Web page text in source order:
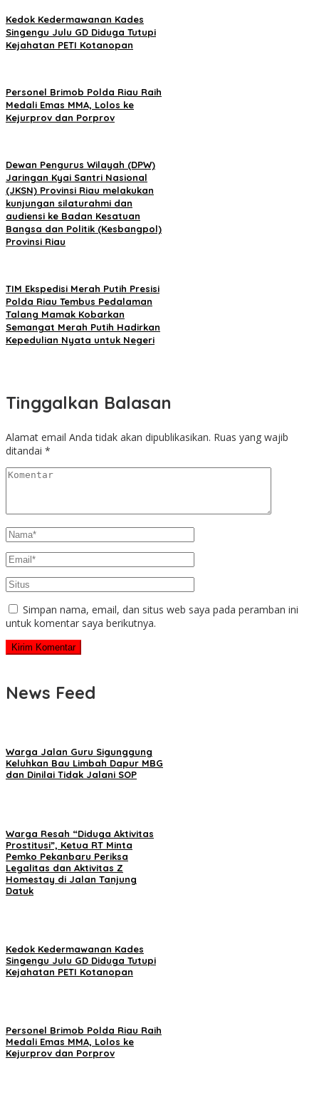
Kedok Kedermawanan Kades
Singengu Julu GD Diduga Tutupi
Kejahatan PETI Kotanopan
Personel Brimob Polda Riau Raih
Medali Emas MMA, Lolos ke
Kejurprov dan Porprov
Dewan Pengurus Wilayah (DPW)
Jaringan Kyai Santri Nasional
(JKSN) Provinsi Riau melakukan
kunjungan silaturahmi dan
audiensi ke Badan Kesatuan
Bangsa dan Politik (Kesbangpol)
Provinsi Riau
TIM Ekspedisi Merah Putih Presisi
Polda Riau Tembus Pedalaman
Talang Mamak Kobarkan
Semangat Merah Putih Hadirkan
Kepedulian Nyata untuk Negeri
Tinggalkan Balasan
Alamat email Anda tidak akan dipublikasikan. Ruas yang wajib
ditandai *
Simpan nama, email, dan situs web saya pada peramban ini
untuk komentar saya berikutnya.
News Feed
Warga Jalan Guru Sigunggung
Keluhkan Bau Limbah Dapur MBG
dan Dinilai Tidak Jalani SOP
Warga Resah “Diduga Aktivitas
Prostitusi”, Ketua RT Minta
Pemko Pekanbaru Periksa
Legalitas dan Aktivitas Z
Homestay di Jalan Tanjung
Datuk
Kedok Kedermawanan Kades
Singengu Julu GD Diduga Tutupi
Kejahatan PETI Kotanopan
Personel Brimob Polda Riau Raih
Medali Emas MMA, Lolos ke
Kejurprov dan Porprov